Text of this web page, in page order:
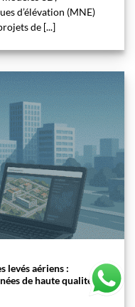
d’élévation (MNE)
de [...]
levés aériens :
de haute qualité